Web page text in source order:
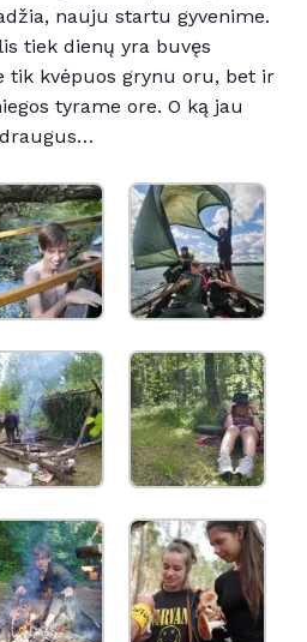
nauju startu gyvenime.
tiek dienų yra buvęs
tik kvėpuos grynu oru, bet ir
tyrame ore. O ką jau